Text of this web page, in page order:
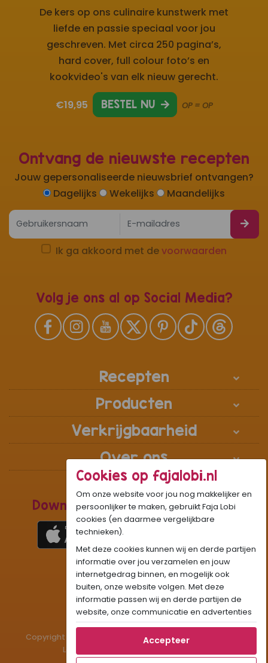
Ontvang de nieuwste recepten
Jouw gepersonaliseerde nieuwsbrief ontvangen?
Dagelijks
Wekelijks Maandelijks
Ik ga akkoord met devoorwaarden
Volg je ons al op Social Media?
Recepten
Producten
Verkrijgbaarheid
Over ons
Download de Recepten Webapp
WhatsApp Community:
Onze gifjes al eens geprobeerd?: GIF
Beleef Sandhia’s Recepten in:
De kers op ons culinaire kunstwerk met
liefde en passie speciaal voor jou
geschreven. Met circa 250 pagina’s,
hard cover, full colour foto’s en
kookvideo's van elk nieuw gerecht.
€19,95 BESTEL NU OP = OP
Copyright © 1983 - 2026 Stichting Administratiekantoor
Laigsingh Holding. All rights reserved.
Cookies op fajalobi.nl
Om onze website voor jou nog makkelijker en
persoonlijker te maken, gebruikt Faja Lobi
cookies (en daarmee vergelijkbare
technieken).
Met deze cookies kunnen wij en derde partijen
informatie over jou verzamelen en jouw
internetgedrag binnen, en mogelijk ook
buiten, onze website volgen. Met deze
informatie passen wij en derde partijen de
website, onze communicatie en advertenties
aan op jouw interesses en profiel. Daarnaast
kan je door deze cookies informatie delen via
Accepteer